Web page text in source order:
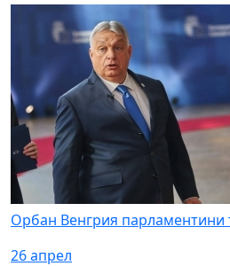
Орбан Венгрия парламентини
26 апрел